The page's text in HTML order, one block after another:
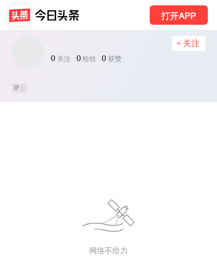
打开APP
0 关注 0 粉丝 0 获赞
+ 关注
IP：
网络不给力